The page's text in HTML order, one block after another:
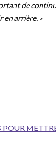
de
en arrière. »
POUR